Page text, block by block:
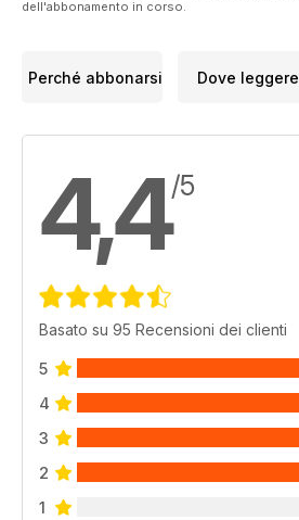
dell'abbonamento in corso.
Perché abbonarsi Dove leggere
4,4/5
Basato su 95 Recensioni dei clienti
5
4
3
2
1